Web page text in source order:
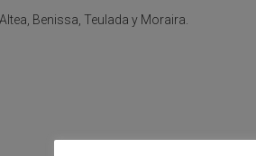
Benissa, Teulada y Moraira.